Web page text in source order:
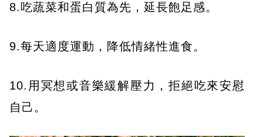
8.吃蔬菜和蛋白質為先，延長飽足感。
9.每天適度運動，降低情緒性進食。
10.用冥想或音樂緩解壓力，拒絕吃來安慰
自己。